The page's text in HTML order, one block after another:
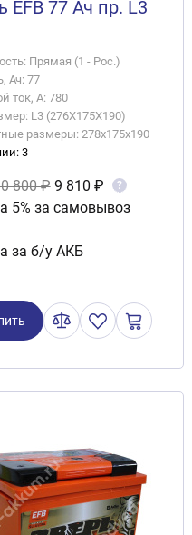
EFB 77 Ач пр. L3
Прямая (1 - Рос.)
Ач: 77
ток, А: 780
L3 (276X175X190)
размеры: 278x175x190
3
800 ₽ 9 810 ₽ ?
5% за самовывоз
за б/у АКБ